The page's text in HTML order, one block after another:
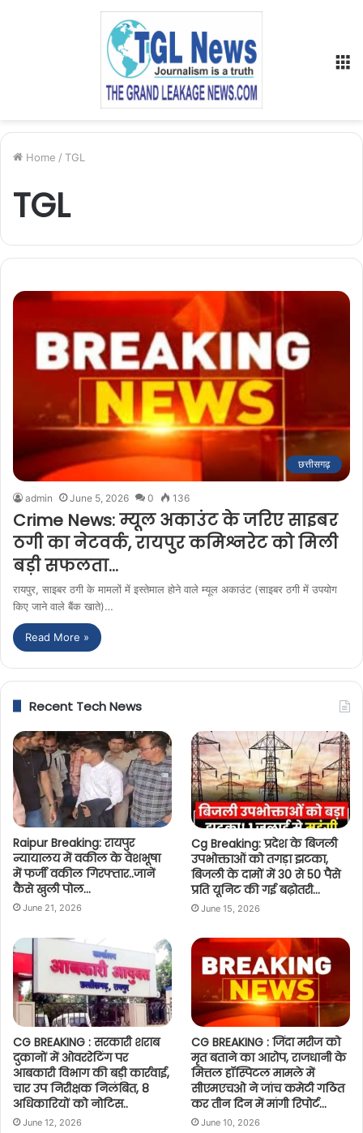
Home / TGL
TGL
छत्तीसगढ़
admin June 5, 2026 0 136
Crime News: म्यूल अकाउंट के जरिए साइबर
ठगी का नेटवर्क, रायपुर कमिश्नरेट को मिली
बड़ी सफलता…
रायपुर, साइबर ठगी के मामलों में इस्तेमाल होने वाले म्यूल अकाउंट (साइबर ठगी में उपयोग
किए जाने वाले बैंक खाते)…
Read More »
Recent Tech News
Raipur Breaking: रायपुर
न्यायालय में वकील के वेशभूषा
में फर्जी वकील गिरफ्तार..जानें
कैसे खुली पोल…
June 21, 2026
Cg Breaking: प्रदेश के बिजली
उपभोक्ताओं को तगड़ा झटका,
बिजली के दामों में 30 से 50 पैसे
प्रति यूनिट की गई बढ़ोतरी…
June 15, 2026
CG BREAKING : सरकारी शराब
दुकानों में ओवररेटिंग पर
आबकारी विभाग की बड़ी कार्रवाई,
चार उप निरीक्षक निलंबित, 8
अधिकारियों को नोटिस..
June 12, 2026
CG BREAKING : जिंदा मरीज को
मृत बताने का आरोप, राजधानी के
मित्तल हॉस्पिटल मामले में
सीएमएचओ ने जांच कमेटी गठित
कर तीन दिन में मांगी रिपोर्ट…
June 10, 2026